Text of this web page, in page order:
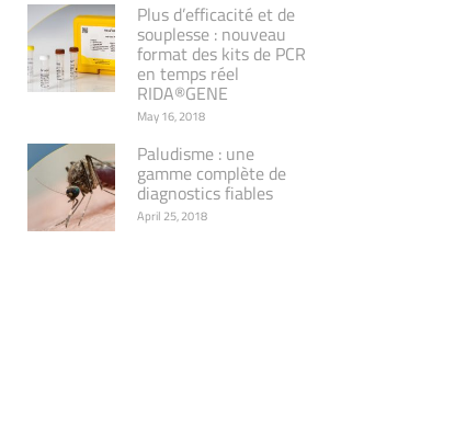
Plus d’efficacité et de
souplesse : nouveau
format des kits de PCR
en temps réel
RIDA®GENE
May 16, 2018
Paludisme : une
gamme complète de
diagnostics fiables
April 25, 2018